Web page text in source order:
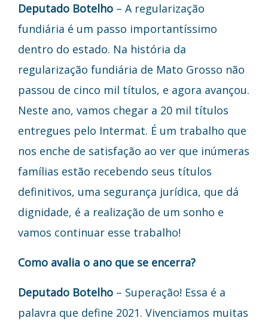
Deputado Botelho – A regularização
fundiária é um passo importantíssimo
dentro do estado. Na história da
regularização fundiária de Mato Grosso não
passou de cinco mil títulos, e agora avançou.
Neste ano, vamos chegar a 20 mil títulos
entregues pelo Intermat. É um trabalho que
nos enche de satisfação ao ver que inúmeras
famílias estão recebendo seus títulos
definitivos, uma segurança jurídica, que dá
dignidade, é a realização de um sonho e
vamos continuar esse trabalho!
Como avalia o ano que se encerra?
Deputado Botelho – Superação! Essa é a
palavra que define 2021. Vivenciamos muitas